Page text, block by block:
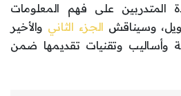
المتدربين على فهم المعلومات
وسيناقش الجزء الثاني والأخير
وأساليب وتقنيات تقديمها ضمن